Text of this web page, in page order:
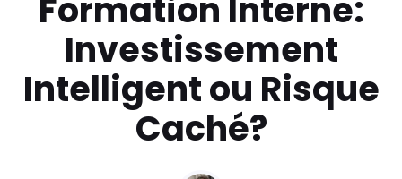
Formation Interne:
Investissement
Intelligent ou Risque
Caché?